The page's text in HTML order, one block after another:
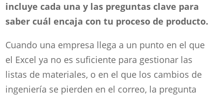
incluye cada una y las preguntas clave para
saber cuál encaja con tu proceso de producto.
Cuando una empresa llega a un punto en el que
el Excel ya no es suficiente para gestionar las
listas de materiales, o en el que los cambios de
ingeniería se pierden en el correo, la pregunta